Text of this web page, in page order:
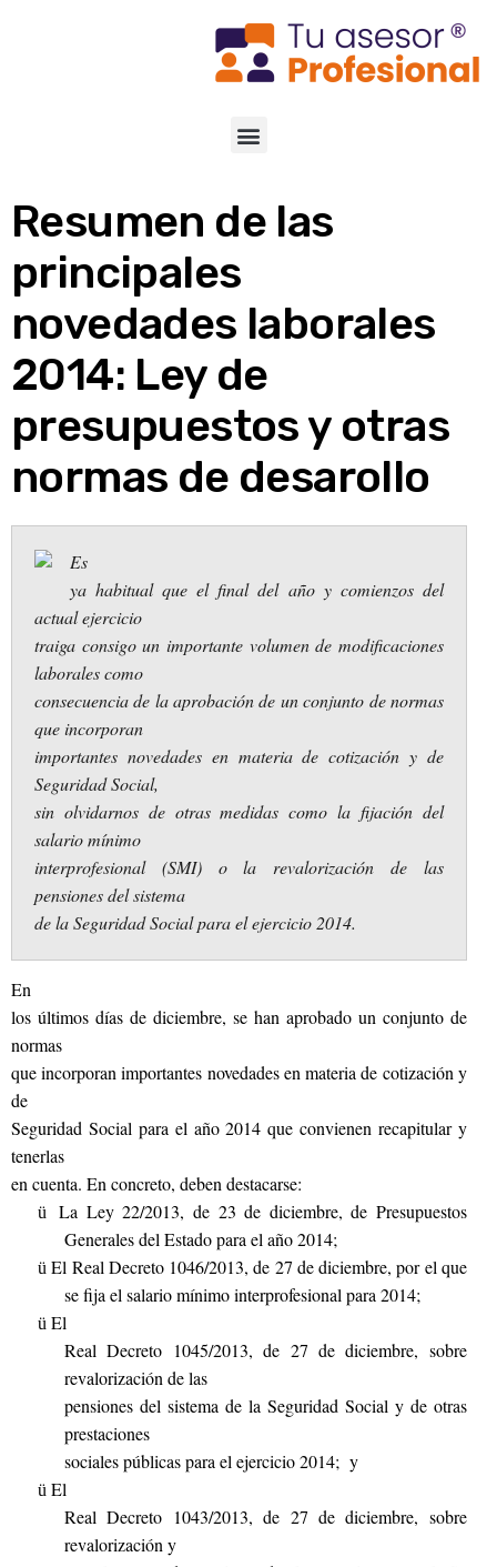
Resumen de las
principales
novedades laborales
2014: Ley de
presupuestos y otras
normas de desarollo
Es
ya habitual que el final del año y comienzos del
actual ejercicio
traiga consigo un importante volumen de modificaciones
laborales como
consecuencia de la aprobación de un conjunto de normas
que incorporan
importantes novedades en materia de cotización y de
Seguridad Social,
sin olvidarnos de otras medidas como la fijación del
salario mínimo
interprofesional (SMI) o la revalorización de las
pensiones del sistema
de la Seguridad Social para el ejercicio 2014.
En
los últimos días de diciembre, se han aprobado un conjunto de
normas
que incorporan importantes novedades en materia de cotización y
de
Seguridad Social para el año 2014 que convienen recapitular y
tenerlas
en cuenta. En concreto, deben destacarse:
ü
La Ley 22/2013, de 23 de diciembre, de Presupuestos
Generales del Estado para el año 2014;
ü El Real Decreto 1046/2013, de 27 de diciembre, por el que
se fija el salario mínimo interprofesional para 2014;
ü El
Real Decreto 1045/2013, de 27 de diciembre, sobre
revalorización de las
pensiones del sistema de la Seguridad Social y de otras
prestaciones
sociales públicas para el ejercicio 2014; y
ü El
Real Decreto 1043/2013, de 27 de diciembre, sobre
revalorización y